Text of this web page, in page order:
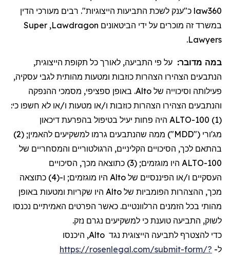
law360 כ"ענק לשכת התביעות הייצוגיות". רבים מעורכי הדין
במשרד זה מוכרים על ידי הביטאונים Lawdragon
,
Super
Lawyers
.
במה מדובר: על פי התביעה, לאורך כל תקופת הייצוגית,
הנתבעים הצהירו הצהרות כוזבות ומטעות מהותית לגבי עסקיה,
פעילותה וסיכוייה של Alto
. באופן ספציפי, מסמכי ההנפקה
והנתבעים הצהירו הצהרות כוזבות ו/או מטעות ו/או לא חשפו כי:
(1) ALTO-100
היה פחות יעיל בטיפול בהפרעת דיכאון
מג'ורי ("MDD") ממה שהנתבעים גרמו למשקיעים להאמין; (2)
בהתאם לכך, הסיכויים הקליניים, הרגולטוריים והמסחריים של
ALTO-100 היו מוגזמים; (3) כתוצאה מכך, הסיכויים
העסקיים ו/או הפיננסיים של Alto היו מוגזמים; ו-(4)
כתוצאה
מכך, ההצהרות הפומביות של Alto היו שקריות ומטעות באופן
מהותי בכל הזמנים הרלוונטיים. כאשר הפרטים האמיתיים נכנסו
לשוק, התביעה טוענת כי למשקיעים נגרם נזק.
כדי להצטרף לתביעה הייצוגית נגד Alto, היכנסו
ל- https://rosenlegal.com/submit-form/?